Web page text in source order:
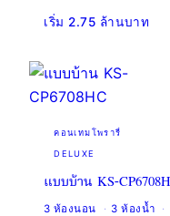
เริ่ม 2.75 ล้านบาท
คอนเทมโพรารี่
DELUXE
แบบบ้าน KS-
3 ห้องนอน
3 ห้องน้ำ